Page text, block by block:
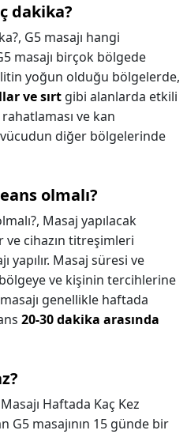
dakika?
G5 masajı hangi
masajı birçok bölgede
yoğun olduğu bölgelerde,
ve sırt gibi alanlarda etkili
ve kan
vücudun diğer bölgelerinde
olmalı?
Masaj yapılacak
ve cihazın titreşimleri
yapılır. Masaj süresi ve
ve kişinin tercihlerine
genellikle haftada
20-30 dakika arasında
Haftada Kaç Kez
G5 masajının 15 günde bir